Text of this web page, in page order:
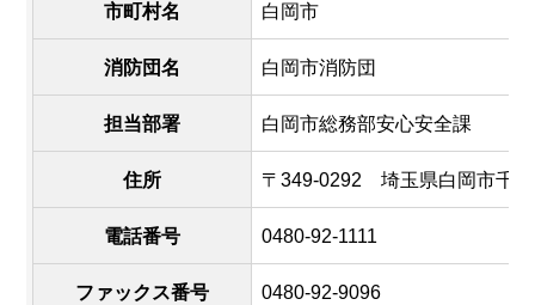
市町村名 白岡市
消防団名 白岡市消防団
担当部署 白岡市総務部安心安全課
住所 〒349-0292 埼玉県白岡市千
電話番号 0480-92-1111
ファックス番号 0480-92-9096